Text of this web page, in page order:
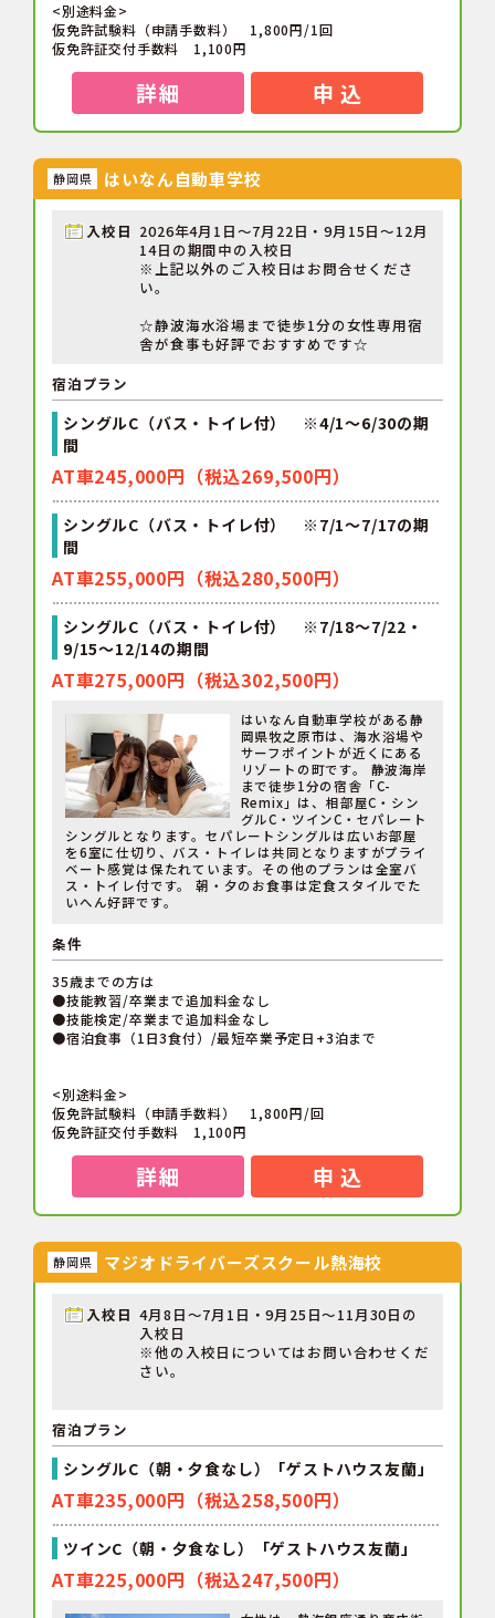
<別途料金>
仮免許試験料（申請手数料） 1,800円/1回
仮免許証交付手数料 1,100円
詳細 申 込
静岡県 はいなん自動車学校
入校日 2026年4月1日～7月22日・9月15日～12月
14日の期間中の入校日
※上記以外のご入校日はお問合せくださ
い。
☆静波海水浴場まで徒歩1分の女性専用宿
舎が食事も好評でおすすめです☆
宿泊プラン
シングルC（バス・トイレ付） ※4/1～6/30の期
間
AT車245,000円（税込269,500円）
シングルC（バス・トイレ付） ※7/1～7/17の期
間
AT車255,000円（税込280,500円）
シングルC（バス・トイレ付） ※7/18～7/22・
9/15～12/14の期間
AT車275,000円（税込302,500円）
はいなん自動車学校がある静
岡県牧之原市は、海水浴場や
サーフポイントが近くにある
リゾートの町です。 静波海岸
まで徒歩1分の宿舎「C-
Remix」は、相部屋C・シン
グルC・ツインC・セパレート
シングルとなります。セパレートシングルは広いお部屋
を6室に仕切り、バス・トイレは共同となりますがプライ
ベート感覚は保たれています。その他のプランは全室バ
ス・トイレ付です。 朝・夕のお食事は定食スタイルでた
いへん好評です。
条件
35歳までの方は
●技能教習/卒業まで追加料金なし
●技能検定/卒業まで追加料金なし
●宿泊食事（1日3食付）/最短卒業予定日+3泊まで
<別途料金>
仮免許試験料（申請手数料） 1,800円/回
仮免許証交付手数料 1,100円
詳細 申 込
静岡県 マジオドライバーズスクール熱海校
入校日 4月8日～7月1日・9月25日～11月30日の
入校日
※他の入校日についてはお問い合わせくだ
さい。
宿泊プラン
シングルC（朝・夕食なし）「ゲストハウス友蘭」
AT車235,000円（税込258,500円）
ツインC（朝・夕食なし）「ゲストハウス友蘭」
AT車225,000円（税込247,500円）